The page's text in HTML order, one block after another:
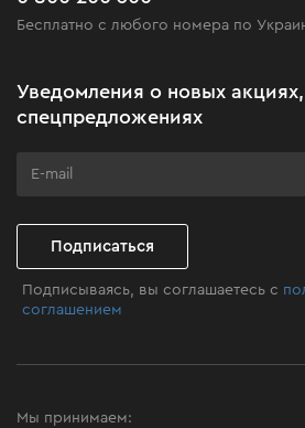
Клуб мастерства
Бесплатно с любого номера по
Уведомления о новых
спецпредложениях
Подписаться
Подписываясь, вы соглашаетесь с
соглашением
Мы принимаем: